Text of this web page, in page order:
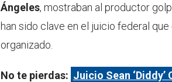
Ángeles, mostraban al productor
han sido clave en el juicio federal
organizado.
No te pierdas: Juicio Sean